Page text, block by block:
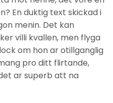
En duktig text skickad i
menin. Det kan
villi kvallen, men flyga
om hon ar otillganglig
pro ditt flirtande,
ar superb att na